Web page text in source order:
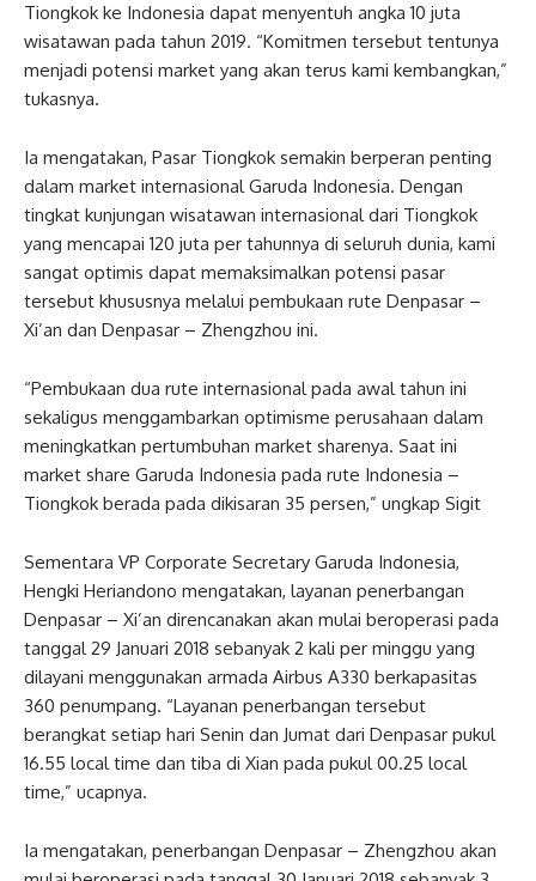
Tiongkok ke Indonesia dapat menyentuh angka 10 juta
wisatawan pada tahun 2019. “Komitmen tersebut tentunya
menjadi potensi market yang akan terus kami kembangkan,”
tukasnya.
Ia mengatakan, Pasar Tiongkok semakin berperan penting
dalam market internasional Garuda Indonesia. Dengan
tingkat kunjungan wisatawan internasional dari Tiongkok
yang mencapai 120 juta per tahunnya di seluruh dunia, kami
sangat optimis dapat memaksimalkan potensi pasar
tersebut khususnya melalui pembukaan rute Denpasar –
Xi’an dan Denpasar – Zhengzhou ini.
“Pembukaan dua rute internasional pada awal tahun ini
sekaligus menggambarkan optimisme perusahaan dalam
meningkatkan pertumbuhan market sharenya. Saat ini
market share Garuda Indonesia pada rute Indonesia –
Tiongkok berada pada dikisaran 35 persen,” ungkap Sigit
Sementara VP Corporate Secretary Garuda Indonesia,
Hengki Heriandono mengatakan, layanan penerbangan
Denpasar – Xi’an direncanakan akan mulai beroperasi pada
tanggal 29 Januari 2018 sebanyak 2 kali per minggu yang
dilayani menggunakan armada Airbus A330 berkapasitas
360 penumpang. “Layanan penerbangan tersebut
berangkat setiap hari Senin dan Jumat dari Denpasar pukul
16.55 local time dan tiba di Xian pada pukul 00.25 local
time,” ucapnya.
Ia mengatakan, penerbangan Denpasar – Zhengzhou akan